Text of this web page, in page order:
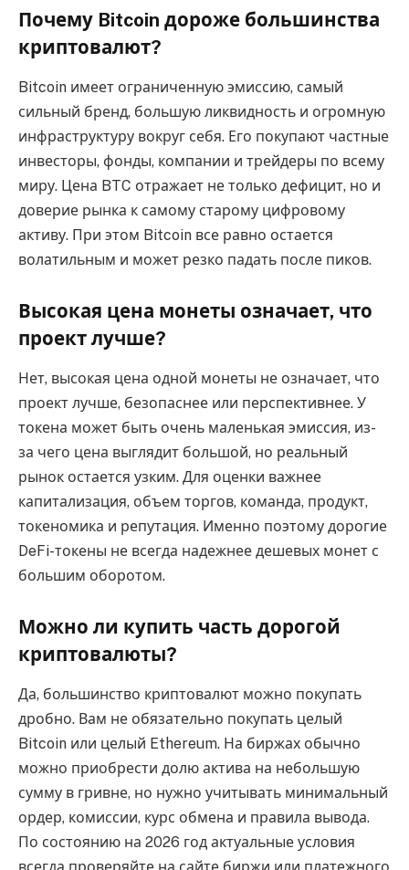
Почему Bitcoin дороже большинства
криптовалют?
Bitcoin имеет ограниченную эмиссию, самый
сильный бренд, большую ликвидность и огромную
инфраструктуру вокруг себя. Его покупают частные
инвесторы, фонды, компании и трейдеры по всему
миру. Цена BTC отражает не только дефицит, но и
доверие рынка к самому старому цифровому
активу. При этом Bitcoin все равно остается
волатильным и может резко падать после пиков.
Высокая цена монеты означает, что
проект лучше?
Нет, высокая цена одной монеты не означает, что
проект лучше, безопаснее или перспективнее. У
токена может быть очень маленькая эмиссия, из-
за чего цена выглядит большой, но реальный
рынок остается узким. Для оценки важнее
капитализация, объем торгов, команда, продукт,
токеномика и репутация. Именно поэтому дорогие
DeFi-токены не всегда надежнее дешевых монет с
большим оборотом.
Можно ли купить часть дорогой
криптовалюты?
Да, большинство криптовалют можно покупать
дробно. Вам не обязательно покупать целый
Bitcoin или целый Ethereum. На биржах обычно
можно приобрести долю актива на небольшую
сумму в гривне, но нужно учитывать минимальный
ордер, комиссии, курс обмена и правила вывода.
По состоянию на 2026 год актуальные условия